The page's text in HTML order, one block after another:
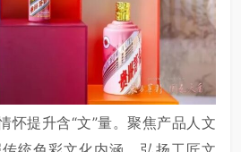
提升含“文”量。聚焦产品人文